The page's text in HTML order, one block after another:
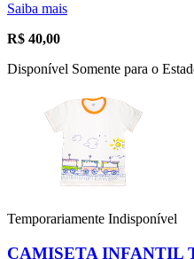
Saiba mais
R$ 40,00
Disponível Somente para o
Temporariamente Indisponível
CAMISETA INFANTIL